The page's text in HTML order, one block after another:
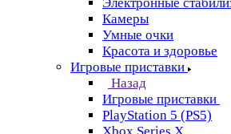
Камеры
Умные очки
Красота и здоровье
Игровые приставки
Назад
Игровые приставки
PlayStation 5 (PS5)